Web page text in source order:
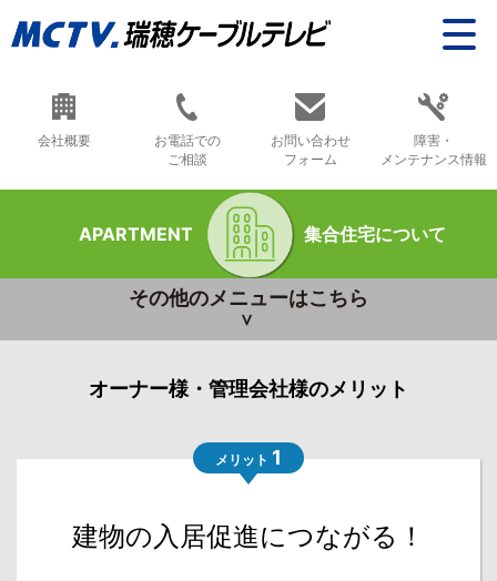
会社概要
お電話での
ご相談
お問い合わせ
フォーム
障害・
メンテナンス情報
APARTMENT 集合住宅について
その他のメニューはこちら
オーナー様・管理会社様のメリット
メリット 1
建物の入居促進につながる！